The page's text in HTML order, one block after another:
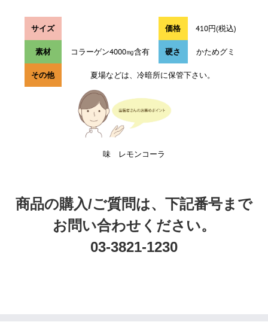
サイズ 価格 410円(税込)
素材 コラーゲン4000㎎含有 硬さ かためグミ
その他 夏場などは、冷暗所に保管下さい。
味 レモンコーラ
商品の購入/ご質問は、下記番号まで
お問い合わせください。
03-3821-1230